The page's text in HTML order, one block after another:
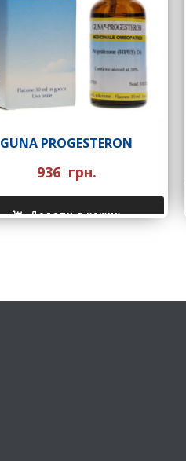
GUNA PROGESTERON
936 грн.
Додати в кошик